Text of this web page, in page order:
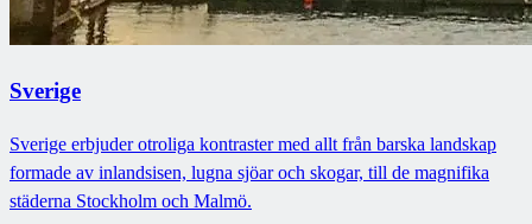
Sverige
Sverige erbjuder otroliga kontraster med allt från barska landskap
formade av inlandsisen, lugna sjöar och skogar, till de magnifika
städerna Stockholm och Malmö.